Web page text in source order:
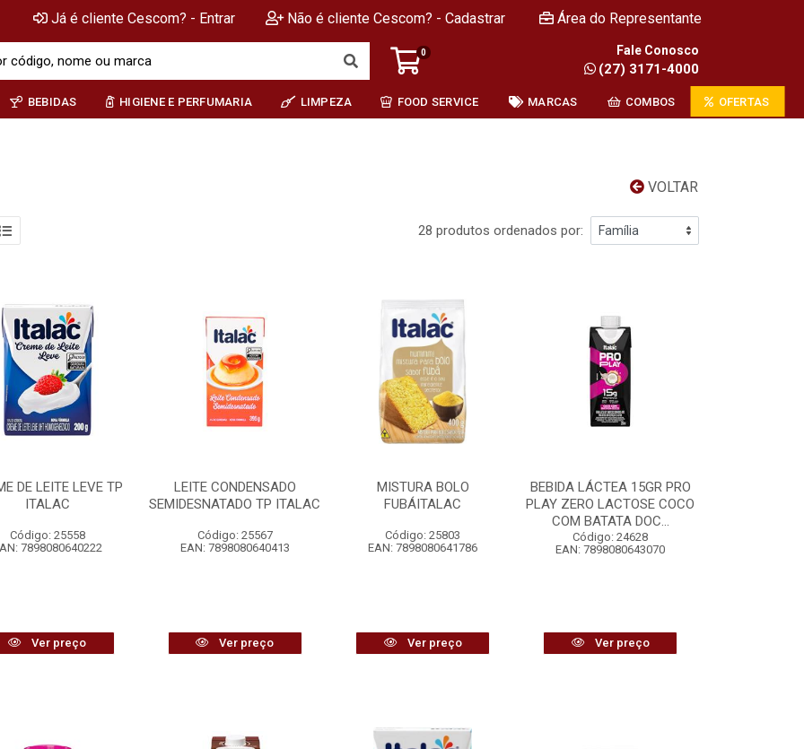
Já é cliente Cescom? - Entrar Não é cliente Cescom? - Cadastrar Área do Representante
0 Fale Conosco
(27) 3171-4000
BEBIDAS HIGIENE E PERFUMARIA LIMPEZA FOOD SERVICE MARCAS COMBOS OFERTAS
VOLTAR
28 produtos ordenados por:
DE LEITE LEVE TP
ITALAC
Código: 25558
7898080640222
Ver preço
LEITE CONDENSADO
SEMIDESNATADO TP ITALAC
Código: 25567
EAN: 7898080640413
Ver preço
MISTURA BOLO
FUBÁITALAC
Código: 25803
EAN: 7898080641786
Ver preço
BEBIDA LÁCTEA 15GR PRO
PLAY ZERO LACTOSE COCO
COM BATATA DOC...
Código: 24628
EAN: 7898080643070
Ver preço